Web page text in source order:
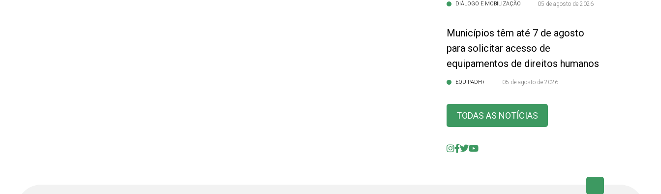
DIÁLOGO E MOBILIZAÇÃO 05 de agosto de 2026
Municípios têm até 7 de agosto
para solicitar acesso de
equipamentos de direitos humanos
EQUIPADH+ 05 de agosto de 2026
TODAS AS NOTÍCIAS